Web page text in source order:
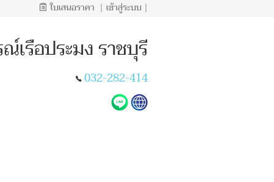
ใบเสนอราคา | เข้าสู่ระบบ |
เรือประมง ราชบุรี
032-282-414